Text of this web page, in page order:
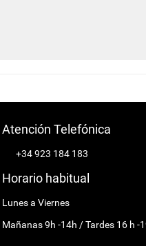
Atención Telefónica
+34 923 184 183
Horario habitual
Lunes a Viernes
Mañanas 9h -14h / Tardes 16 h -